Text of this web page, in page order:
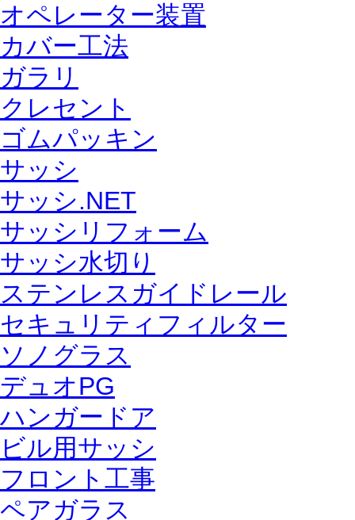
オペレーター装置
カバー工法
ガラリ
クレセント
ゴムパッキン
サッシ
サッシ.NET
サッシリフォーム
サッシ水切り
ステンレスガイドレール
セキュリティフィルター
ソノグラス
デュオPG
ハンガードア
ビル用サッシ
フロント工事
ペアガラス